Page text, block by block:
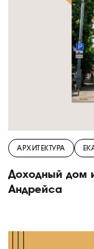
АРХИТЕКТУРА
Доходный дом
Андрейса